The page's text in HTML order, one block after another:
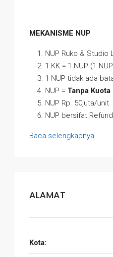
MEKANISME NUP
NUP Ruko & Studio
1 KK = 1 NUP (1
1 NUP tidak ada
NUP = Tanpa Kuota
NUP Rp. 50juta/unit
NUP bersifat
Baca selengkapnya
ALAMAT
Kota: